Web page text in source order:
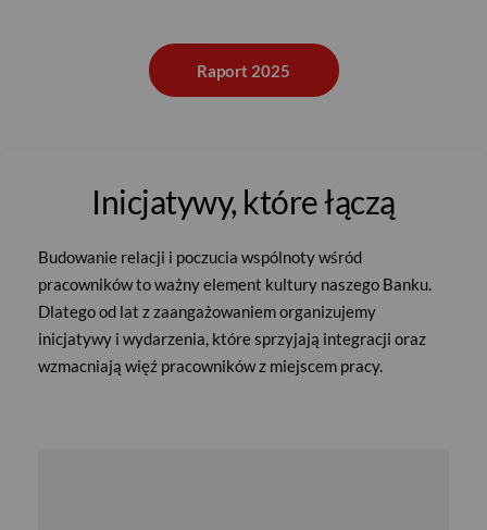
Raport 2025
Inicjatywy, które łączą
Budowanie relacji i poczucia wspólnoty wśród
pracowników to ważny element kultury naszego Banku.
Dlatego od lat z zaangażowaniem organizujemy
inicjatywy i wydarzenia, które sprzyjają integracji oraz
wzmacniają więź pracowników z miejscem pracy.